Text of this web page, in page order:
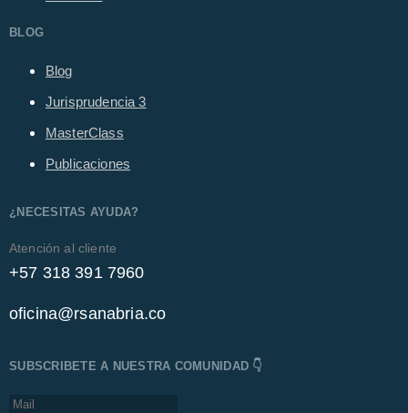
BLOG
Blog
Jurisprudencia3
MasterClass
Publicaciones
¿NECESITAS AYUDA?
Atención al cliente
+57 318 391 7960
oficina@rsanabria.co
SUBSCRIBETE A NUESTRA COMUNIDAD 👇